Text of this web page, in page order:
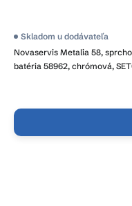
Novaservis Metalia 58,
batéria 58962, chrómová,
Skladom u dodávateľa